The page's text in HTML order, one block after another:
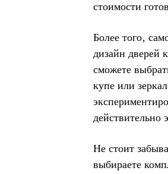
стоимости
Более того‚
дизайн дверей
сможете
купе или
действительно
Не стоит
выбираете